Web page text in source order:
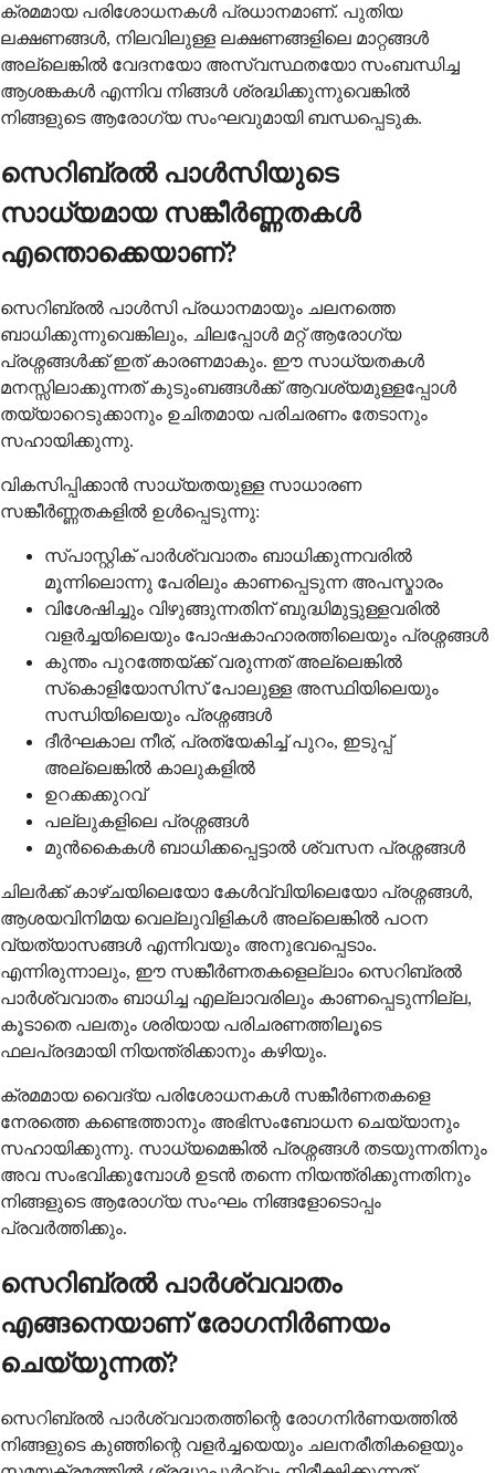
ക്രമമായ പരിശോധനകൾ പ്രധാനമാണ്. പുതിയ
ലക്ഷണങ്ങൾ, നിലവിലുള്ള ലക്ഷണങ്ങളിലെ മാറ്റങ്ങൾ
അല്ലെങ്കിൽ വേദനയോ അസ്വസ്ഥതയോ സംബന്ധിച്ച
ആശങ്കകൾ എന്നിവ നിങ്ങൾ ശ്രദ്ധിക്കുന്നുവെങ്കിൽ
നിങ്ങളുടെ ആരോഗ്യ സംഘവുമായി ബന്ധപ്പെടുക.
സെറിബ്രൽ പാൾസിയുടെ
സാധ്യമായ സങ്കീർണ്ണതകൾ
എന്തൊക്കെയാണ്?
സെറിബ്രൽ പാൾസി പ്രധാനമായും ചലനത്തെ
ബാധിക്കുന്നുവെങ്കിലും, ചിലപ്പോൾ മറ്റ് ആരോഗ്യ
പ്രശ്നങ്ങൾക്ക് ഇത് കാരണമാകും. ഈ സാധ്യതകൾ
മനസ്സിലാക്കുന്നത് കുടുംബങ്ങൾക്ക് ആവശ്യമുള്ളപ്പോൾ
തയ്യാറെടുക്കാനും ഉചിതമായ പരിചരണം തേടാനും
സഹായിക്കുന്നു.
വികസിപ്പിക്കാൻ സാധ്യതയുള്ള സാധാരണ
സങ്കീർണ്ണതകളിൽ ഉൾപ്പെടുന്നു:
സ്പാസ്റ്റിക് പാര്‍ശ്വവാതം ബാധിക്കുന്നവരില്‍
മൂന്നിലൊന്നു പേരിലും കാണപ്പെടുന്ന അപസ്മാരം
വിശേഷിച്ചും വിഴുങ്ങുന്നതിന് ബുദ്ധിമുട്ടുള്ളവരില്‍
വളര്‍ച്ചയിലെയും പോഷകാഹാരത്തിലെയും പ്രശ്നങ്ങള്‍
കുന്തം പുറത്തേയ്ക്ക് വരുന്നത് അല്ലെങ്കില്‍
സ്‌കൊളിയോസിസ് പോലുള്ള അസ്ഥിയിലെയും
സന്ധിയിലെയും പ്രശ്നങ്ങള്‍
ദീര്‍ഘകാല നീര്, പ്രത്യേകിച്ച് പുറം, ഇടുപ്പ്
അല്ലെങ്കില്‍ കാലുകളില്‍
ഉറക്കക്കുറവ്
പല്ലുകളിലെ പ്രശ്നങ്ങള്‍
മുന്‍കൈകള്‍ ബാധിക്കപ്പെട്ടാല്‍ ശ്വസന പ്രശ്നങ്ങള്‍
ചിലര്‍ക്ക് കാഴ്ചയിലെയോ കേള്‍വ്വിയിലെയോ പ്രശ്നങ്ങള്‍,
ആശയവിനിമയ വെല്ലുവിളികള്‍ അല്ലെങ്കില്‍ പഠന
വ്യത്യാസങ്ങള്‍ എന്നിവയും അനുഭവപ്പെടാം.
എന്നിരുന്നാലും, ഈ സങ്കീര്‍ണതകളെല്ലാം സെറിബ്രല്‍
പാര്‍ശ്വവാതം ബാധിച്ച എല്ലാവരിലും കാണപ്പെടുന്നില്ല,
കൂടാതെ പലതും ശരിയായ പരിചരണത്തിലൂടെ
ഫലപ്രദമായി നിയന്ത്രിക്കാനും കഴിയും.
ക്രമമായ വൈദ്യ പരിശോധനകള്‍ സങ്കീര്‍ണതകളെ
നേരത്തെ കണ്ടെത്താനും അഭിസംബോധന ചെയ്യാനും
സഹായിക്കുന്നു. സാധ്യമെങ്കില്‍ പ്രശ്നങ്ങള്‍ തടയുന്നതിനും
അവ സംഭവിക്കുമ്പോള്‍ ഉടന്‍ തന്നെ നിയന്ത്രിക്കുന്നതിനും
നിങ്ങളുടെ ആരോഗ്യ സംഘം നിങ്ങളോടൊപ്പം
പ്രവര്‍ത്തിക്കും.
സെറിബ്രല്‍ പാര്‍ശ്വവാതം
എങ്ങനെയാണ് രോഗനിര്‍ണയം
ചെയ്യുന്നത്?
സെറിബ്രല്‍ പാര്‍ശ്വവാതത്തിന്റെ രോഗനിര്‍ണയത്തില്‍
നിങ്ങളുടെ കുഞ്ഞിന്റെ വളര്‍ച്ചയെയും ചലനരീതികളെയും